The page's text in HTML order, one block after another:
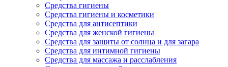
Средства гигиены
Средства гигиены и косметики
Средства для антисептики
Средства для женской гигиены
Средства для защиты от солнца и для загара
Средства для интимной гигиены
Средства для массажа и расслабления